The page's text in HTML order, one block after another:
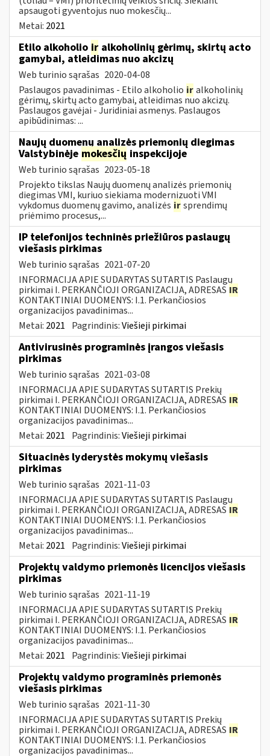
apsaugoti gyventojus nuo mokesčių...
Metai: 2021
Etilo alkoholio ir alkoholinių gėrimų, skirtų acto
gamybai, atleidimas nuo akcizų
Web turinio sąrašas 2020-04-08
Paslaugos pavadinimas - Etilo alkoholio iralkoholinių
gėrimų, skirtų acto gamybai, atleidimas nuo akcizų.
Paslaugos gavėjai - Juridiniai asmenys. Paslaugos
apibūdinimas: ...
Naujų duomenų analizės priemonių diegimas
Valstybinėje mokesčių inspekcijoje
Web turinio sąrašas 2023-05-18
Projekto tikslas Naujų duomenų analizės priemonių
diegimas VMI, kuriuo siekiama modernizuoti VMI
vykdomus duomenų gavimo, analizės irsprendimų
priėmimo procesus,...
IP telefonijos techninės priežiūros paslaugų
viešasis pirkimas
Web turinio sąrašas 2021-07-20
INFORMACIJA APIE SUDARYTAS SUTARTIS Paslaugų
pirkimai I. PERKANČIOJI ORGANIZACIJA, ADRESAS IR
KONTAKTINIAI DUOMENYS: I.1. Perkančiosios
organizacijos pavadinimas...
Metai: 2021 Pagrindinis:Viešieji pirkimai
Antivirusinės programinės įrangos viešasis
pirkimas
Web turinio sąrašas 2021-03-08
INFORMACIJA APIE SUDARYTAS SUTARTIS Prekių
pirkimai I. PERKANČIOJI ORGANIZACIJA, ADRESAS IR
KONTAKTINIAI DUOMENYS: I.1. Perkančiosios
organizacijos pavadinimas...
Metai: 2021 Pagrindinis:Viešieji pirkimai
Situacinės lyderystės mokymų viešasis
pirkimas
Web turinio sąrašas 2021-11-03
INFORMACIJA APIE SUDARYTAS SUTARTIS Paslaugų
pirkimai I. PERKANČIOJI ORGANIZACIJA, ADRESAS IR
KONTAKTINIAI DUOMENYS: I.1. Perkančiosios
organizacijos pavadinimas...
Metai: 2021 Pagrindinis:Viešieji pirkimai
Projektų valdymo priemonės licencijos viešasis
pirkimas
Web turinio sąrašas 2021-11-19
INFORMACIJA APIE SUDARYTAS SUTARTIS Prekių
pirkimai I. PERKANČIOJI ORGANIZACIJA, ADRESAS IR
KONTAKTINIAI DUOMENYS: I.1. Perkančiosios
organizacijos pavadinimas...
Metai: 2021 Pagrindinis:Viešieji pirkimai
Projektų valdymo programinės priemonės
viešasis pirkimas
Web turinio sąrašas 2021-11-30
INFORMACIJA APIE SUDARYTAS SUTARTIS Prekių
pirkimai I. PERKANČIOJI ORGANIZACIJA, ADRESAS IR
KONTAKTINIAI DUOMENYS: I.1. Perkančiosios
organizacijos pavadinimas...